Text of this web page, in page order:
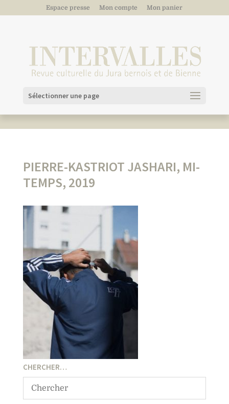
Espace presse Mon compte Mon panier
Sélectionner une page
PIERRE-KASTRIOT JASHARI, MI-
TEMPS, 2019
CHERCHER…